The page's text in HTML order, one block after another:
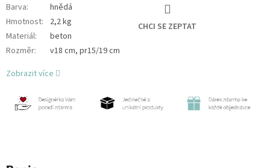
Barva:
hnědá
Hmotnost:
2,2 kg
Materiál:
beton
Rozměr: v18 cm, pr15/19 cm
CHCI SE ZEPTAT
Zobrazit více